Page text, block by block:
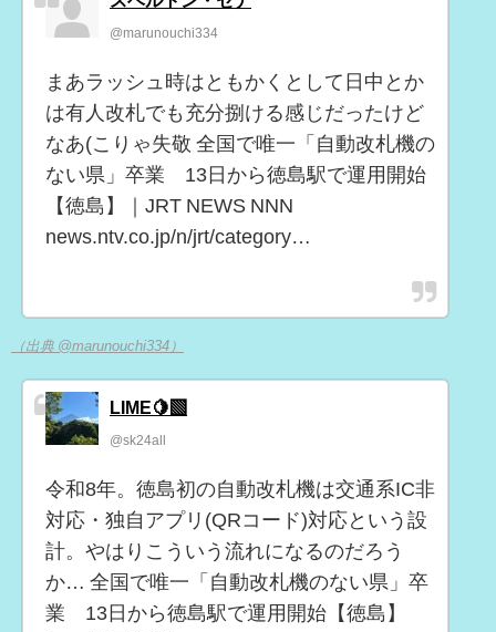
@marunouchi334
まあラッシュ時はともかくとして日中とか
は有人改札でも充分捌ける感じだったけど
なあ(こりゃ失敬 全国で唯一「自動改札機の
ない県」卒業 13日から徳島駅で運用開始
【徳島】｜JRT NEWS NNN
news.ntv.co.jp/n/jrt/category…
（出典 @marunouchi334）
LIME🍋‍🟩
@sk24all
令和8年。徳島初の自動改札機は交通系IC非
対応・独自アプリ(QRコード)対応という設
計。やはりこういう流れになるのだろう
か… 全国で唯一「自動改札機のない県」卒
業 13日から徳島駅で運用開始【徳島】